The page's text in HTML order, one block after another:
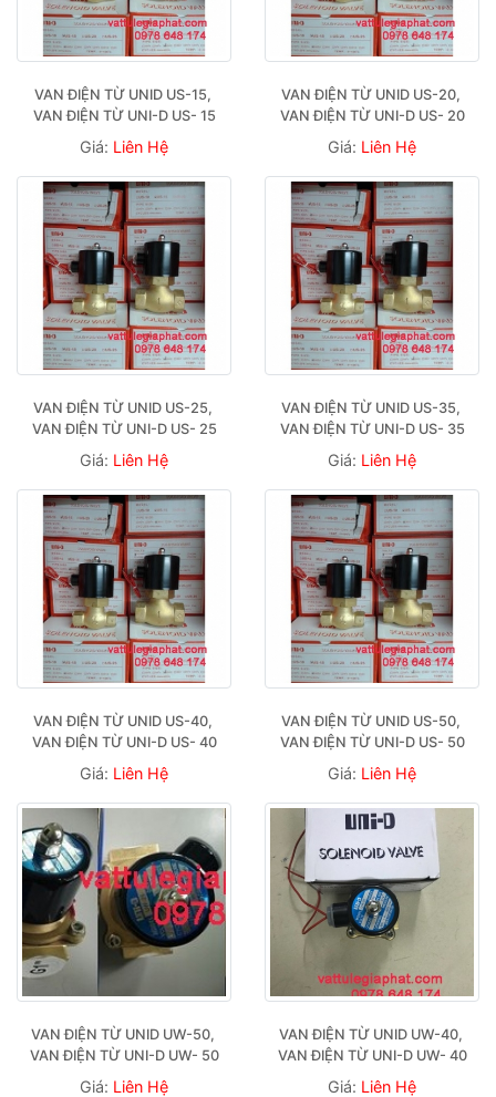
VAN ĐIỆN TỪ UNID US-15,
VAN ĐIỆN TỪ UNI-D US- 15
Giá: Liên Hệ
VAN ĐIỆN TỪ UNID US-20,
VAN ĐIỆN TỪ UNI-D US- 20
Giá: Liên Hệ
VAN ĐIỆN TỪ UNID US-25,
VAN ĐIỆN TỪ UNI-D US- 25
Giá: Liên Hệ
VAN ĐIỆN TỪ UNID US-35,
VAN ĐIỆN TỪ UNI-D US- 35
Giá: Liên Hệ
VAN ĐIỆN TỪ UNID US-40,
VAN ĐIỆN TỪ UNI-D US- 40
Giá: Liên Hệ
VAN ĐIỆN TỪ UNID US-50,
VAN ĐIỆN TỪ UNI-D US- 50
Giá: Liên Hệ
VAN ĐIỆN TỪ UNID UW-50,
VAN ĐIỆN TỪ UNI-D UW- 50
Giá: Liên Hệ
VAN ĐIỆN TỪ UNID UW-40,
VAN ĐIỆN TỪ UNI-D UW- 40
Giá: Liên Hệ